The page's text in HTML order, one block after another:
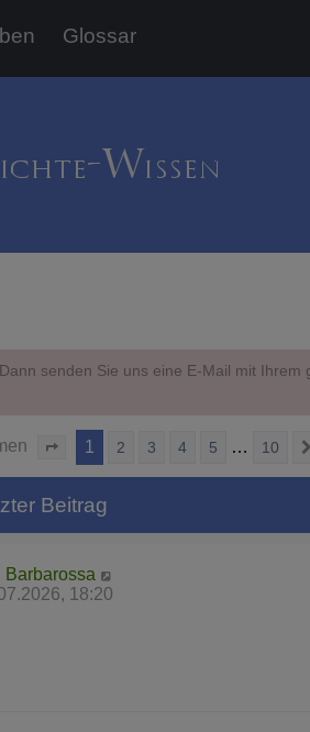
Glossar
senden Sie uns eine E-Mail mit Ihrem
Seite von 10
1 2 3 4 5 … 10
Beitrag
Barbarossa
18:20